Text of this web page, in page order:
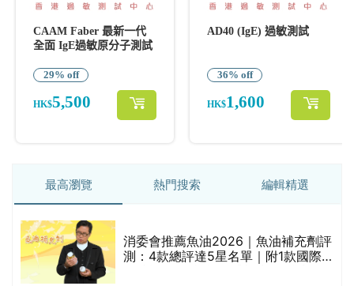
最高瀏覽 熱門搜索 編輯精選
消委會推薦魚油2026｜魚油補充劑評
測：4款總評達5星名單｜附1款國際